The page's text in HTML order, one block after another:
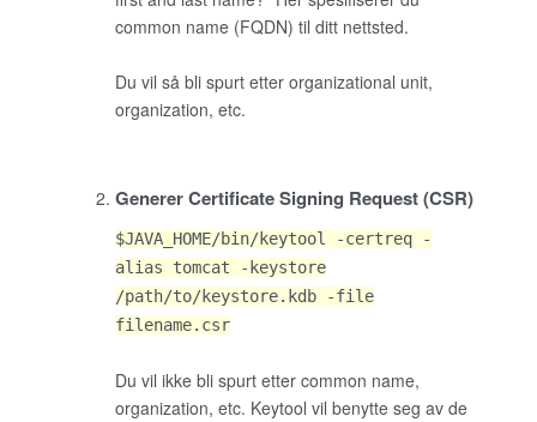
common name (FQDN) til ditt nettsted.
Du vil så bli spurt etter organizational unit,
organization, etc.
Generer Certificate Signing Request (CSR)
$JAVA_HOME/bin/keytool -certreq -
alias tomcat -keystore
/path/to/keystore.kdb -file
filename.csr
Du vil ikke bli spurt etter common name,
organization, etc. Keytool vil benytte seg av de